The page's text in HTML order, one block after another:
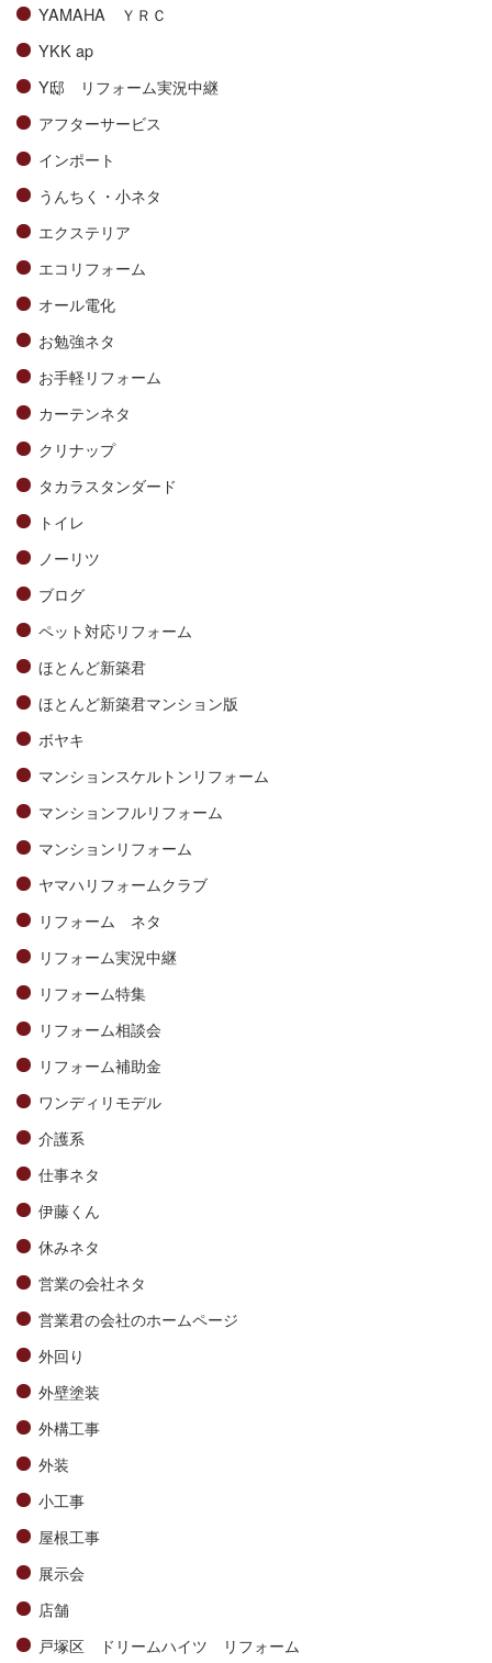
YAMAHA ＹＲＣ
YKK ap
Y邸 リフォーム実況中継
アフターサービス
インポート
うんちく・小ネタ
エクステリア
エコリフォーム
オール電化
お勉強ネタ
お手軽リフォーム
カーテンネタ
クリナップ
タカラスタンダード
トイレ
ノーリツ
ブログ
ペット対応リフォーム
ほとんど新築君
ほとんど新築君マンション版
ボヤキ
マンションスケルトンリフォーム
マンションフルリフォーム
マンションリフォーム
ヤマハリフォームクラブ
リフォーム ネタ
リフォーム実況中継
リフォーム特集
リフォーム相談会
リフォーム補助金
ワンディリモデル
介護系
仕事ネタ
伊藤くん
休みネタ
営業の会社ネタ
営業君の会社のホームページ
外回り
外壁塗装
外構工事
外装
小工事
屋根工事
展示会
店舗
戸塚区 ドリームハイツ リフォーム